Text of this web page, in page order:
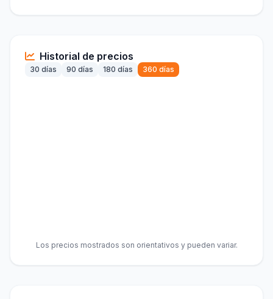
Historial de precios
30 días 90 días 180 días 360 días
Los precios mostrados son orientativos y pueden variar.